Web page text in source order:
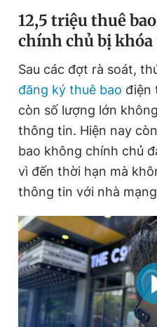
12,5 triệu thuê
chính chủ bị
Sau các đợt rà soát,
đăng ký thuê bao điện
còn số lượng lớn
thông tin. Hiện nay
bao không chính chủ
vì đến thời hạn mà
thông tin với nhà